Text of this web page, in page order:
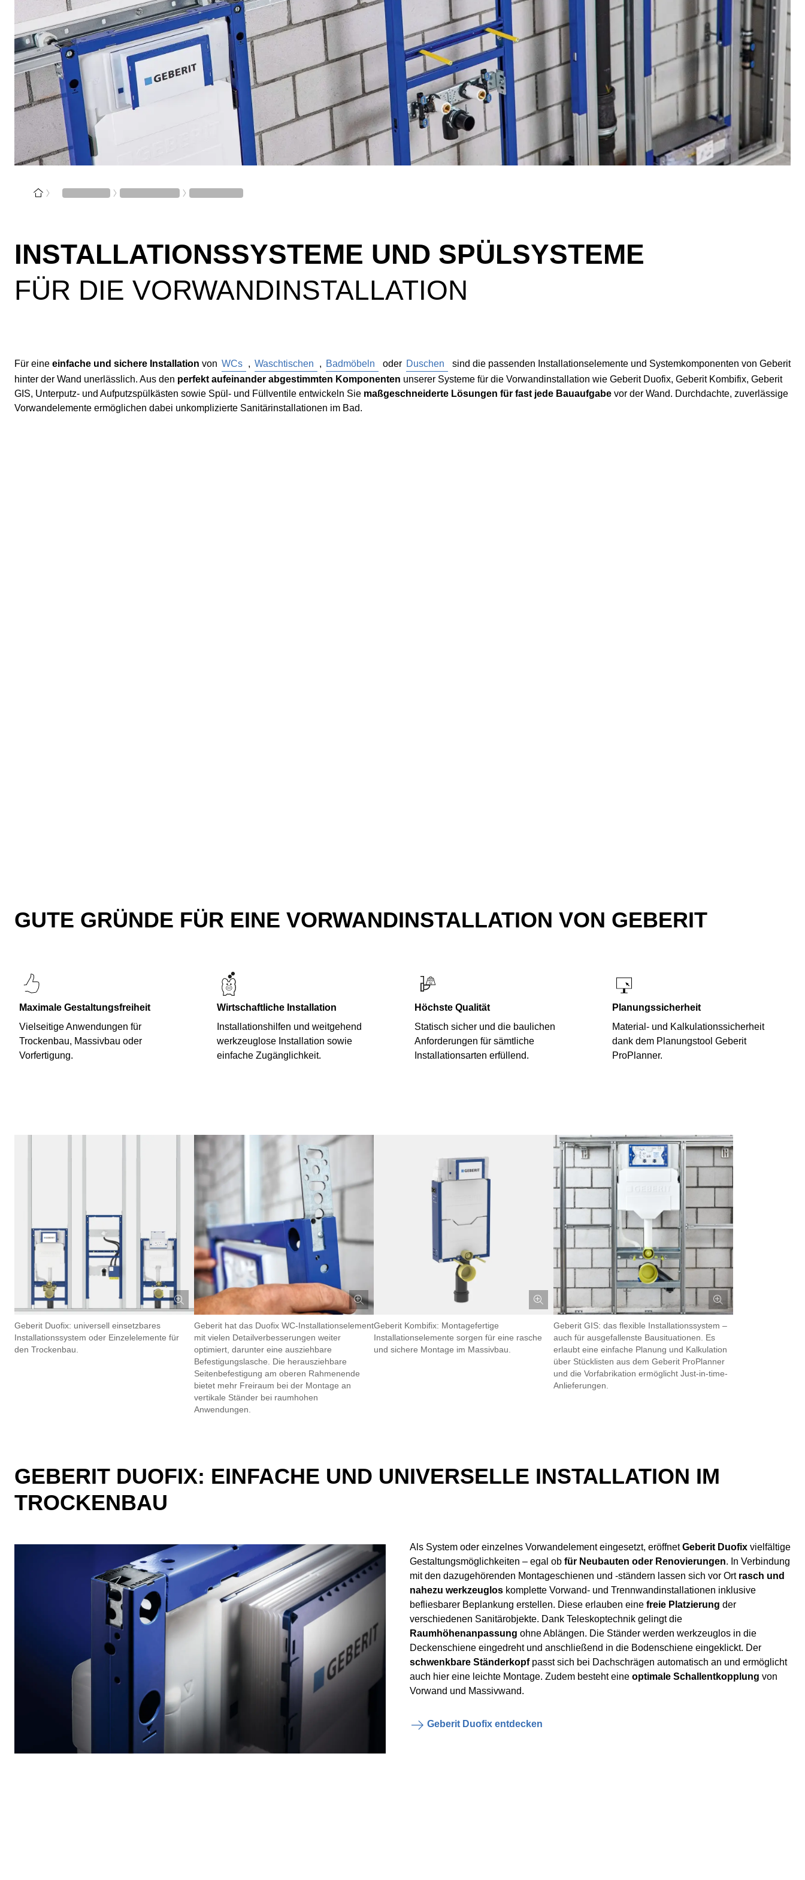
INSTALLATIONSSYSTEME UND SPÜLSYSTEME
FÜR DIE VORWANDINSTALLATION
Für eine einfache und sichere Installation von WCs , Waschtischen , Badmöbeln oder Duschen
sind die passenden Installationselemente und Systemkomponenten von Geberit
hinter der Wand unerlässlich. Aus den perfekt aufeinander abgestimmten Komponenten unserer Systeme für die Vorwandinstallation wie Geberit Duofix, Geberit Kombifix, Geberit
GIS, Unterputz- und Aufputzspülkästen sowie Spül- und Füllventile entwickeln Sie maßgeschneiderte Lösungen für fast jede Bauaufgabe vor der Wand. Durchdachte, zuverlässige
Vorwandelemente ermöglichen dabei unkomplizierte Sanitärinstallationen im Bad.
GUTE GRÜNDE FÜR EINE VORWANDINSTALLATION VON GEBERIT
Maximale Gestaltungsfreiheit
Vielseitige Anwendungen für
Trockenbau, Massivbau oder
Vorfertigung.
Wirtschaftliche Installation
Installationshilfen und weitgehend
werkzeuglose Installation sowie
einfache Zugänglichkeit.
Höchste Qualität
Statisch sicher und die baulichen
Anforderungen für sämtliche
Installationsarten erfüllend.
Planungssicherheit
Material- und Kalkulationssicherheit
dank dem Planungstool Geberit
ProPlanner.
Geberit Duofix: universell einsetzbares
Installationssystem oder Einzelelemente für
den Trockenbau.
Geberit hat das Duofix WC-Installationselement
mit vielen Detailverbesserungen weiter
optimiert, darunter eine ausziehbare
Befestigungslasche. Die herausziehbare
Seitenbefestigung am oberen Rahmenende
bietet mehr Freiraum bei der Montage an
vertikale Ständer bei raumhohen
Anwendungen.
Geberit Kombifix: Montagefertige
Installationselemente sorgen für eine rasche
und sichere Montage im Massivbau.
Geberit GIS: das flexible Installationssystem –
auch für ausgefallenste Bausituationen. Es
erlaubt eine einfache Planung und Kalkulation
über Stücklisten aus dem Geberit ProPlanner
und die Vorfabrikation ermöglicht Just-in-time-
Anlieferungen.
GEBERIT DUOFIX: EINFACHE UND UNIVERSELLE INSTALLATION IM
TROCKENBAU
Als System oder einzelnes Vorwandelement eingesetzt, eröffnetGeberit Duofix vielfältige
Gestaltungsmöglichkeiten – egal ob für Neubauten oder Renovierungen. In Verbindung
mit den dazugehörenden Montageschienen und -ständern lassen sich vor Ort rasch und
nahezu werkzeuglos komplette Vorwand- und Trennwandinstallationen inklusive
befliesbarer Beplankung erstellen. Diese erlauben eine freie Platzierung der
verschiedenen Sanitärobjekte. Dank Teleskoptechnik gelingt die
Raumhöhenanpassung ohne Ablängen. Die Ständer werden werkzeuglos in die
Deckenschiene eingedreht und anschließend in die Bodenschiene eingeklickt. Der
schwenkbare Ständerkopfpasst sich bei Dachschrägen automatisch an und ermöglicht
auch hier eine leichte Montage. Zudem besteht eine optimale Schallentkopplung von
Vorwand und Massivwand.
Geberit Duofix entdecken